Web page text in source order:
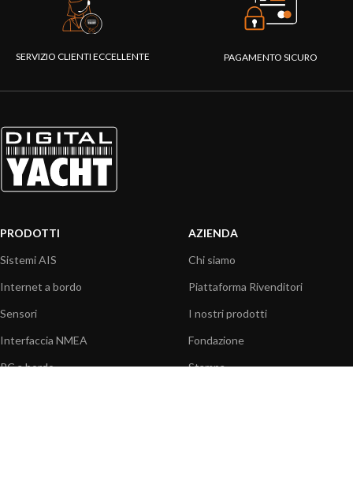
SERVIZIO CLIENTI ECCELLENTE PAGAMENTO SICURO
PRODOTTI
Sistemi AIS
Internet a bordo
Sensori
Interfaccia NMEA
PC a bordo
AZIENDA
Chi siamo
Piattaforma Rivenditori
I nostri prodotti
Fondazione
Stampa